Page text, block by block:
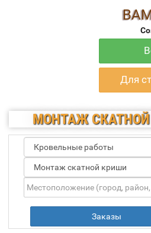
Для
МОНТАЖ
Заказы